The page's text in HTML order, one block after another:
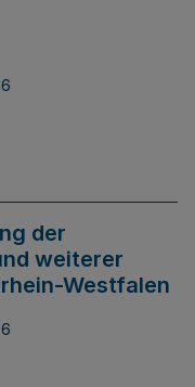
der
weiterer
Westfalen